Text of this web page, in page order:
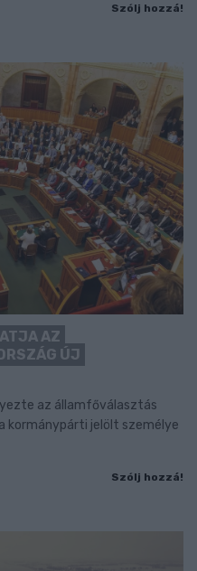
Szólj hozzá!
AZ
ÚJ
az államfőválasztás
kormánypárti jelölt személye
Szólj hozzá!